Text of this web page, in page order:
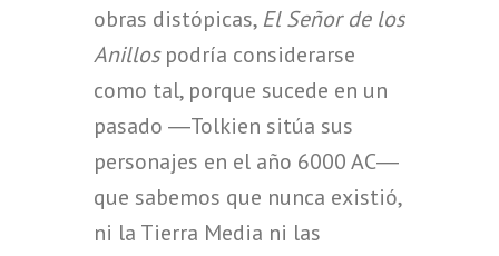
obras distópicas,El Señor de los
Anillospodría considerarse
como tal, porque sucede en un
pasado ―Tolkien sitúa sus
personajes en el año 6000 AC―
que sabemos que nunca existió,
ni la Tierra Media ni las